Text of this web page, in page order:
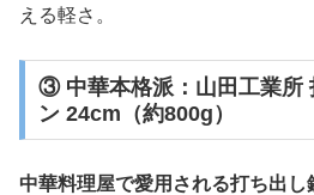
える軽さ。
③ 中華本格派：山田工業所
ン 24cm（約800g）
中華料理屋で愛用される打ち出し